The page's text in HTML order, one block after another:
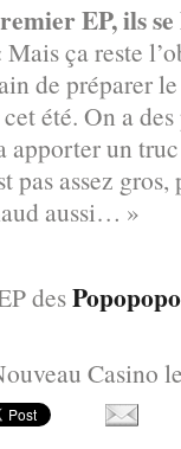
EP, ils
Mais ça reste
de préparer
été. On a
apporter un
pas assez
aussi… »
des
Casino